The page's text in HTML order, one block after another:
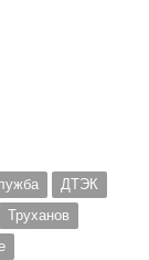
ДТЭК
Труханов